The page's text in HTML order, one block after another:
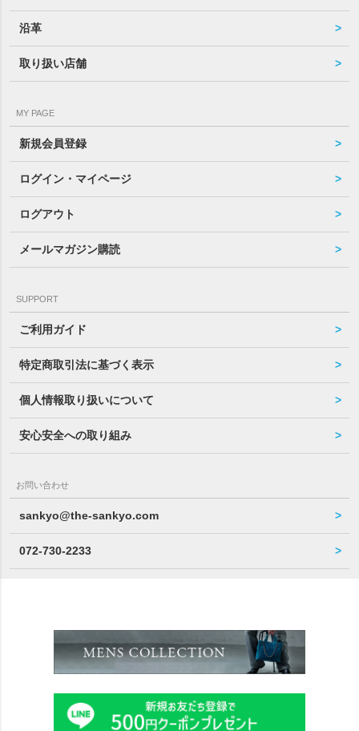
沿革
取り扱い店舗
MY PAGE
新規会員登録
ログイン・マイページ
ログアウト
メールマガジン購読
SUPPORT
ご利用ガイド
特定商取引法に基づく表示
個人情報取り扱いについて
安心安全への取り組み
お問い合わせ
sankyo@the-sankyo.com
072-730-2233